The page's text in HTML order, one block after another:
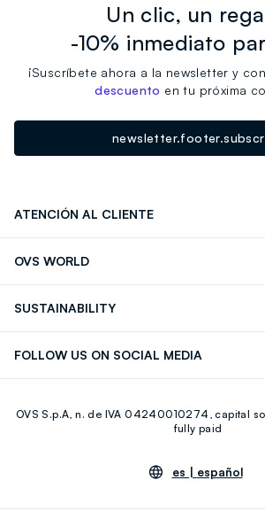
Un clic, un
-10% inmediato
¡Suscríbete ahora a la newsletter y
descuento en tu próxima
ATENCIÓN AL CLIENTE
OVS WORLD
SUSTAINABILITY
FOLLOW US ON SOCIAL MEDIA
Youtube Linkedin
OVS S.p.A, n. de IVA 04240010274, capital
fully paid
es | español